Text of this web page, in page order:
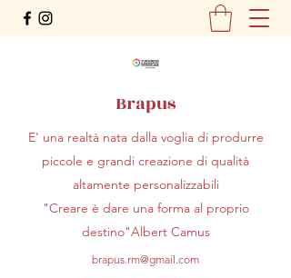
Brapus
E' una realtà nata dalla voglia di produrre
piccole e grandi creazione di qualità
altamente personalizzabili
"Creare è dare una forma al proprio
destino"Albert Camus
brapus.rm@gmail.com